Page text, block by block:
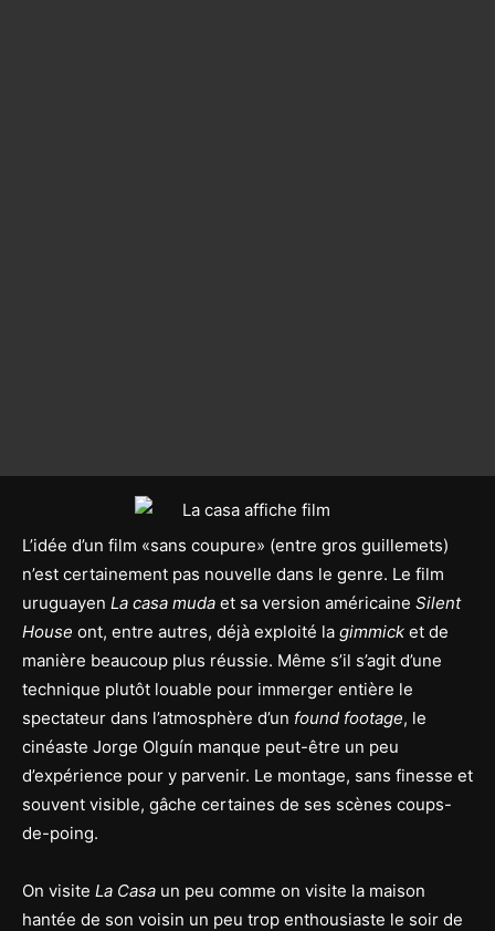
L’idée d’un film «sans coupure» (entre gros guillemets)
n’est certainement pas nouvelle dans le genre. Le film
uruguayen La casa muda et sa version américaine Silent
House ont, entre autres, déjà exploité la gimmick et de
manière beaucoup plus réussie. Même s’il s’agit d’une
technique plutôt louable pour immerger entière le
spectateur dans l’atmosphère d’un found footage, le
cinéaste Jorge Olguín manque peut-être un peu
d’expérience pour y parvenir. Le montage, sans finesse et
souvent visible, gâche certaines de ses scènes coups-
de-poing.
On visite La Casa un peu comme on visite la maison
hantée de son voisin un peu trop enthousiaste le soir de